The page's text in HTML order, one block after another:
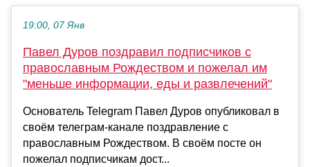
19:00, 07 Янв
Павел Дуров поздравил подписчиков с
православным Рождеством и пожелал им
"меньше информации, еды и развлечений"
Основатель Telegram Павел Дуров опубликовал в
своём телеграм-канале поздравление с
православным Рождеством. В своём посте он
пожелал подписчикам дост...